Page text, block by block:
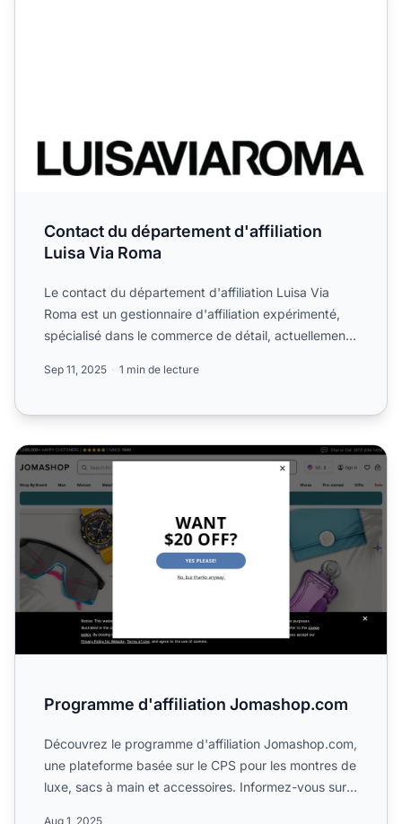
Contact du département d'affiliation
Luisa Via Roma
Le contact du département d'affiliation Luisa Via
Roma est un gestionnaire d'affiliation expérimenté,
spécialisé dans le commerce de détail, actuellement
Sep 11, 2025 1 min de lecture
Programme d'affiliation Jomashop.com
Programme d'affiliation Jomashop.com
Découvrez le programme d'affiliation Jomashop.com,
une plateforme basée sur le CPS pour les montres de
luxe, sacs à main et accessoires. Informez-vous sur
Aug 1, 2025